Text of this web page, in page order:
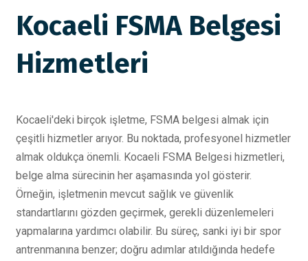
Kocaeli FSMA Belgesi
Hizmetleri
Kocaeli'deki birçok işletme, FSMA belgesi almak için
çeşitli hizmetler arıyor. Bu noktada, profesyonel hizmetler
almak oldukça önemli. Kocaeli FSMA Belgesi hizmetleri,
belge alma sürecinin her aşamasında yol gösterir.
Örneğin, işletmenin mevcut sağlık ve güvenlik
standartlarını gözden geçirmek, gerekli düzenlemeleri
yapmalarına yardımcı olabilir. Bu süreç, sanki iyi bir spor
antrenmanına benzer; doğru adımlar atıldığında hedefe